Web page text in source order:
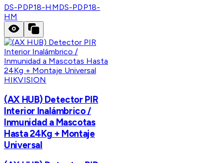
DS-PDP18-HMDS-PDP18-
HM
HIKVISION
(AX HUB) Detector PIR
Interior Inalámbrico /
Inmunidad a Mascotas
Hasta 24Kg + Montaje
Universal